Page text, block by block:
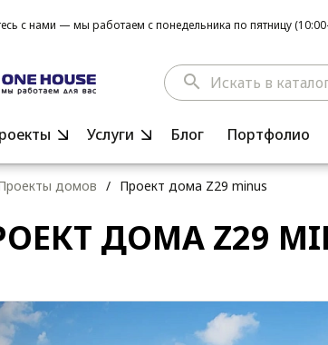
с нами — мы работаем с понедельника по пятницу
search
Услуги Блог Портфолио
домов / Проект дома Z29 minus
ДОМА Z29